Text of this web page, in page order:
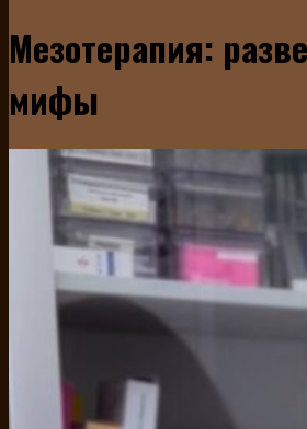
Мезотерапия:
мифы